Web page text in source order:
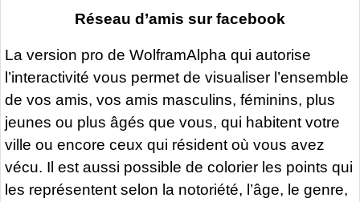
Réseau d’amis sur facebook
La version pro de WolframAlpha qui autorise
l’interactivité vous permet de visualiser l’ensemble
de vos amis, vos amis masculins, féminins, plus
jeunes ou plus âgés que vous, qui habitent votre
ville ou encore ceux qui résident où vous avez
vécu. Il est aussi possible de colorier les points qui
les représentent selon la notoriété, l’âge, le genre,